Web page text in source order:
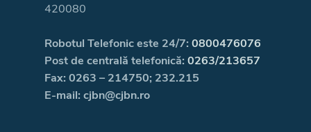
420080
Robotul Telefonic este 24/7: 0800476076
Post de centrală telefonică: 0263/213657
Fax: 0263 – 214750; 232.215
E-mail: cjbn@cjbn.ro